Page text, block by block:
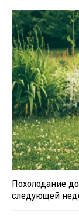
Похолодание
следующей